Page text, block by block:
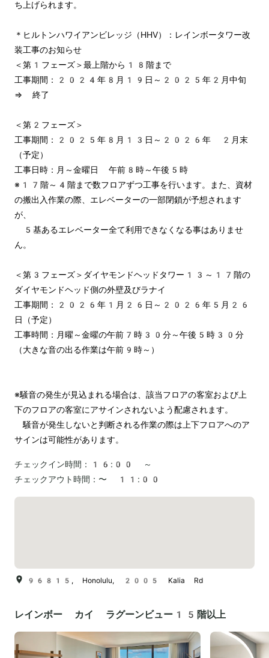
ち上げられます。
＊ヒルトンハワイアンビレッジ（HHV）：レインボータワー改
装工事のお知らせ
＜第1フェーズ＞最上階から18階まで
工事期間：2024年8月19日～2025年2月中旬
⇒ 終了
＜第2フェーズ＞
工事期間：2025年8月13日～2026年 2月末
（予定）
工事日時：月～金曜日 午前8時～午後5時
※17階～4階まで数フロアずつ工事を行います。また、資材
の搬出入作業の際、エレベーターの一部閉鎖が予想されます
が、
5基あるエレベーター全て利用できなくなる事はありませ
ん。
＜第3フェーズ＞ダイヤモンドヘッドタワー13～17階の
ダイヤモンドヘッド側の外壁及びラナイ
工事期間：2026年1月26日～2026年5月26
日（予定）
工事時間：月曜～金曜の午前7時30分～午後5時30分
（大きな音の出る作業は午前9時～）
※騒音の発生が見込まれる場合は、該当フロアの客室および上
下のフロアの客室にアサインされないよう配慮されます。
騒音が発生しないと判断される作業の際は上下フロアへのア
チェックイン時間：
16:00 ～
チェックアウト時間： 〜 11:00
96815, Honolulu, 2005 Kalia Rd
レインボー カイ ラグーンビュー15階以上